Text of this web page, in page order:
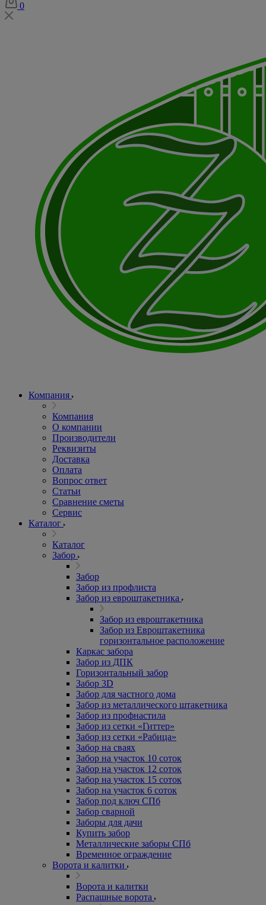
0
Компания
Компания
О компании
Производители
Реквизиты
Доставка
Оплата
Вопрос ответ
Статьи
Сравнение сметы
Сервис
Каталог
Каталог
Забор
Забор
Забор из профлиста
Забор из евроштакетника
Забор из евроштакетника
Забор из Евроштакетника
горизонтальное расположение
Каркас забора
Забор из ДПК
Горизонтальный забор
Забор 3D
Забор для частного дома
Забор из металлического штакетника
Забор из профнастила
Забор из сетки «Гиттер»
Забор из сетки «Рабица»
Забор на сваях
Забор на участок 10 соток
Забор на участок 12 соток
Забор на участок 15 соток
Забор на участок 6 соток
Забор под ключ СПб
Забор сварной
Заборы для дачи
Купить забор
Металлические заборы СПб
Временное ограждение
Ворота и калитки
Ворота и калитки
Распашные ворота